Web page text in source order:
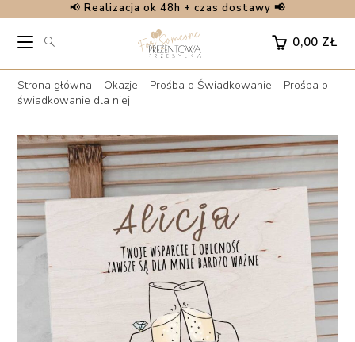
content
📢 Realizacja ok 48h + czas dostawy 📢
0,00 ZŁ
Strona główna – Okazje – Prośba o Świadkowanie – Prośba o
świadkowanie dla niej